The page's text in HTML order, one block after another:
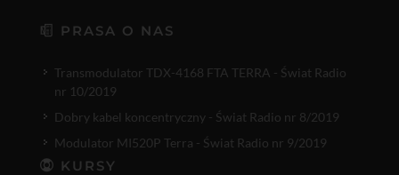
PRASA O NAS
Transmodulator TDX-4168 FTA TERRA - Świat Radio
nr 10/2019
Dobry kabel koncentryczny - Świat Radio nr 8/2019
Modulator MI520P Terra - Świat Radio nr 9/2019
KURSY